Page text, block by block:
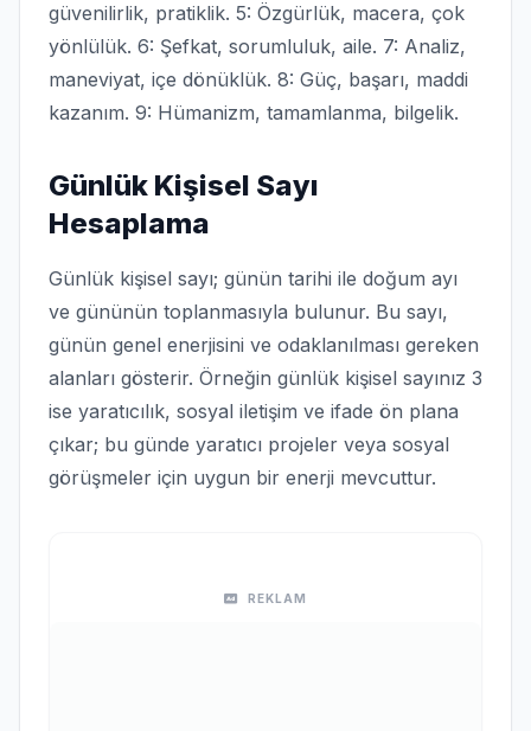
güvenilirlik, pratiklik. 5: Özgürlük, macera, çok
yönlülük. 6: Şefkat, sorumluluk, aile. 7: Analiz,
maneviyat, içe dönüklük. 8: Güç, başarı, maddi
kazanım. 9: Hümanizm, tamamlanma, bilgelik.
Günlük Kişisel Sayı
Hesaplama
Günlük kişisel sayı; günün tarihi ile doğum ayı
ve gününün toplanmasıyla bulunur. Bu sayı,
günün genel enerjisini ve odaklanılması gereken
alanları gösterir. Örneğin günlük kişisel sayınız 3
ise yaratıcılık, sosyal iletişim ve ifade ön plana
çıkar; bu günde yaratıcı projeler veya sosyal
görüşmeler için uygun bir enerji mevcuttur.
REKLAM